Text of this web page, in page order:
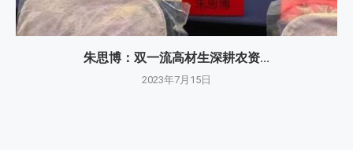
朱思博：双一流高材生深耕农资...
2023年7月15日